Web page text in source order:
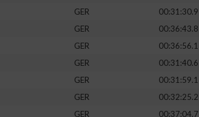
GER
00:31:30.9
GER
00:36:43.8
GER
00:36:56.1
GER 00:31:40.6
GER
00:31:59.1
GER
00:32:25.2
GER
00:37:04.7